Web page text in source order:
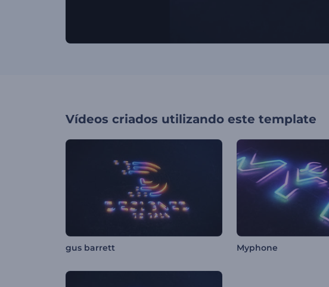
Vídeos criados utilizando este template
gus barrett Myphone